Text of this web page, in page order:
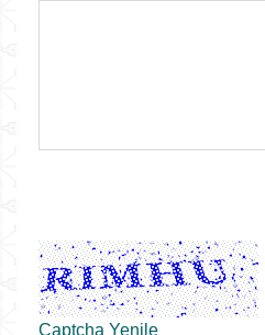
Captcha Yenile